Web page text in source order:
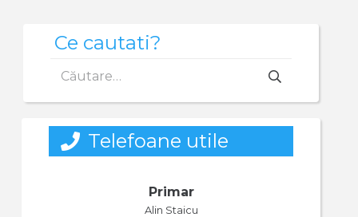
Ce cautati?
după:
Telefoane utile
Primar
Alin Staicu